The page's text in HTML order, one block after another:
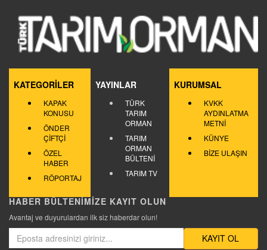
KATEGORİLER
KAPAK
KONUSU
ÖNDER
ÇİFTÇİ
ÖZEL
HABER
RÖPORTAJ
YAYINLAR
TÜRK
TARIM
ORMAN
TARIM
ORMAN
BÜLTENİ
TARIM TV
KURUMSAL
KVKK
AYDINLATMA
METNİ
KÜNYE
BİZE ULAŞIN
HABER BÜLTENİMİZE KAYIT OLUN
Avantaj ve duyurulardan ilk siz haberdar olun!
KAYIT OL